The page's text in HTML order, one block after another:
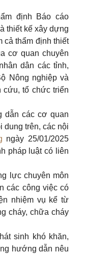
định Báo cáo
thiết kế xây dựng
cả thẩm định thiết
cơ quan chuyên
dân các tỉnh,
Nông nghiệp và
cứu, tổ chức triển
dẫn các cơ quan
dung trên, các nội
ngày 25/01/2025
pháp luật có liên
lực chuyên môn
các công việc có
nhiệm vụ kể từ
cháy, chữa cháy
sinh khó khăn,
hướng dẫn nêu